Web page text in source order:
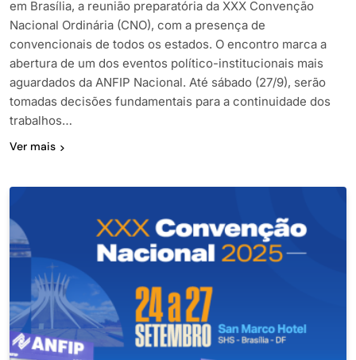
em Brasília, a reunião preparatória da XXX Convenção
Nacional Ordinária (CNO), com a presença de
convencionais de todos os estados. O encontro marca a
abertura de um dos eventos político-institucionais mais
aguardados da ANFIP Nacional. Até sábado (27/9), serão
tomadas decisões fundamentais para a continuidade dos
trabalhos…
Ver mais